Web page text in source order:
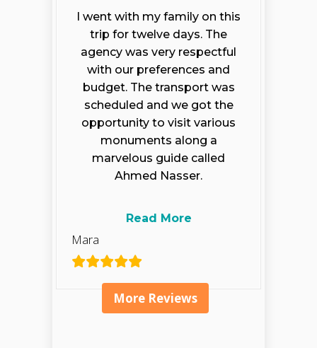
I went with my family on this
trip for twelve days. The
agency was very respectful
with our preferences and
budget. The transport was
scheduled and we got the
opportunity to visit various
monuments along a
marvelous guide called
Ahmed Nasser.
Read More
Mara
More Reviews